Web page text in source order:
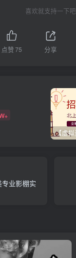
喜欢就支持一下吧
点赞75 分享
业影棚实